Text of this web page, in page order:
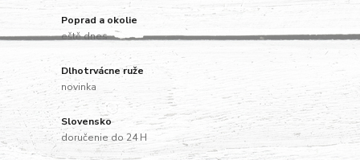
Poprad a okolie
eště dnes
Dlhotrvácne ruže
novinka
Slovensko
doručenie do 24 H